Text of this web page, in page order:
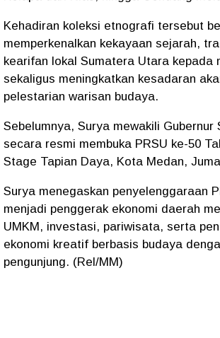
‎Kehadiran koleksi etnografi tersebut
memperkenalkan kekayaan sejarah,
kearifan lokal Sumatera Utara kepada
sekaligus meningkatkan kesadaran
pelestarian warisan budaya.
‎Sebelumnya, Surya mewakili
secara resmi membuka PRSU ke-50
Stage Tapian Daya, Kota Medan,
‎Surya menegaskan penyelenggaraan
menjadi penggerak ekonomi daerah
UMKM, investasi, pariwisata, serta
ekonomi kreatif berbasis budaya
pengunjung. (Rel/MM)